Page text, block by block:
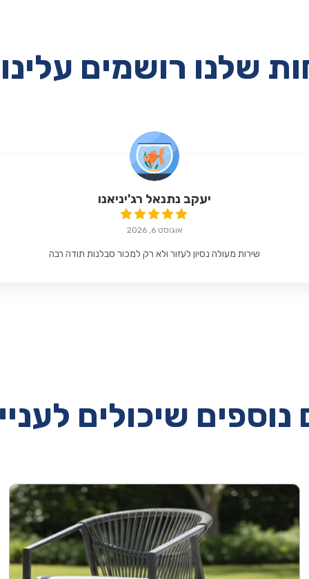
שלנו רושמים
יעקב נתנאל רג'יניאנו
אוגוסט 6, 2026
שירות מעולה נסיון לעזור ולא רק למכור סבלנות תודה רבה
נוספים שיכולים